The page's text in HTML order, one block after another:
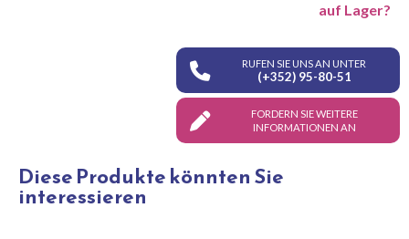
auf Lager?
RUFEN SIE UNS AN UNTER
(+352) 95-80-51
FORDERN SIE WEITERE
INFORMATIONEN AN
Diese Produkte könnten Sie
interessieren